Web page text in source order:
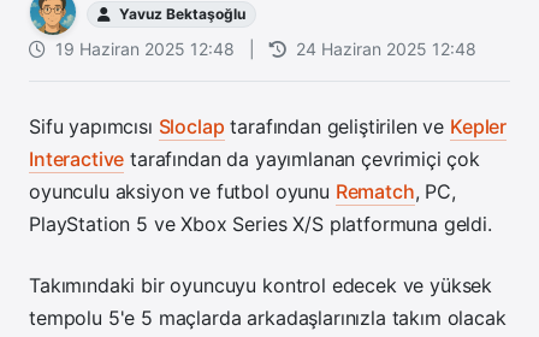
Yavuz Bektaşoğlu
19 Haziran 2025 12:48 24 Haziran 2025 12:48
Sifu yapımcısı Sloclap tarafından geliştirilen ve Kepler
Interactive tarafından da yayımlanan çevrimiçi çok
oyunculu aksiyon ve futbol oyunu Rematch, PC,
PlayStation 5 ve Xbox Series X/S platformuna geldi.
Takımındaki bir oyuncuyu kontrol edecek ve yüksek
tempolu 5'e 5 maçlarda arkadaşlarınızla takım olacak